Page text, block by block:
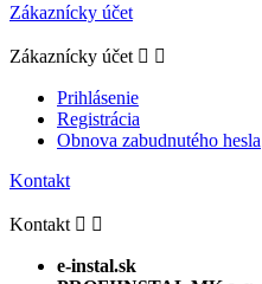
Zákaznícky účet
Zákaznícky účet  
Prihlásenie
Registrácia
Obnova zabudnutého hesla
Kontakt
Kontakt  
e-instal.sk